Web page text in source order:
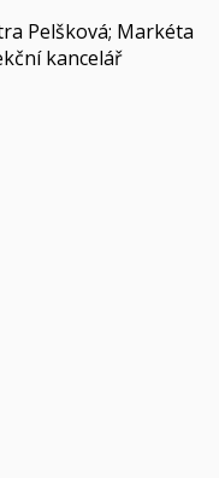
Pelšková; Markéta
kancelář